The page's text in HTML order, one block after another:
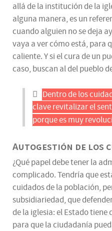
allá de la institución de la
alguna manera, es un
cuando alguien no se deja
vaya a ver cómo está, para
caliente. Y si el cura de un
caso, buscan al del pueblo
Dentro de los
clave revitalizar el
porque es muy
Autogestión de los
¿Qué papel debe tener la
complicado. Tendría que
cuidados de la población,
subsidiariedad, que
de la iglesia: el Estado
para que la ciudadanía